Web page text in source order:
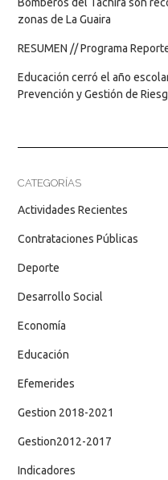
Bomberos del Táchira son
zonas de La Guaira
RESUMEN // Programa
Educación cerró el año
Prevención y Gestión de
CATEGORÍAS
Actividades Recientes
Contrataciones Públicas
Deporte
Desarrollo Social
Economía
Educación
Efemerides
Gestion 2018-2021
Gestion2012-2017
Indicadores